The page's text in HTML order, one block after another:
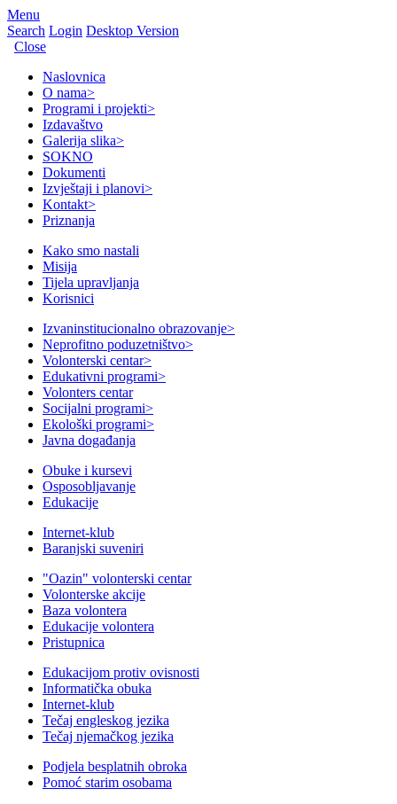
Menu
Search Login Desktop Version
Close
Naslovnica
O nama>
Programi i projekti>
Izdavaštvo
Galerija slika>
SOKNO
Dokumenti
Izvještaji i planovi>
Kontakt>
Priznanja
Kako smo nastali
Misija
Tijela upravljanja
Korisnici
Izvaninstitucionalno obrazovanje>
Neprofitno poduzetništvo>
Volonterski centar>
Edukativni programi>
Volonters centar
Socijalni programi>
Ekološki programi>
Javna događanja
Obuke i kursevi
Osposobljavanje
Edukacije
Internet-klub
Baranjski suveniri
"Oazin" volonterski centar
Volonterske akcije
Baza volontera
Edukacije volontera
Pristupnica
Edukacijom protiv ovisnosti
Informatička obuka
Internet-klub
Tečaj engleskog jezika
Tečaj njemačkog jezika
Podjela besplatnih obroka
Pomoć starim osobama